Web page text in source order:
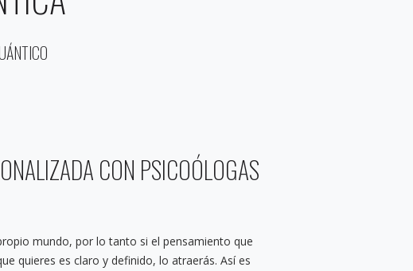
CON PSICOÓLOGAS
mundo, por lo tanto si el pensamiento que
quieres es claro y definido, lo atraerás. Así es